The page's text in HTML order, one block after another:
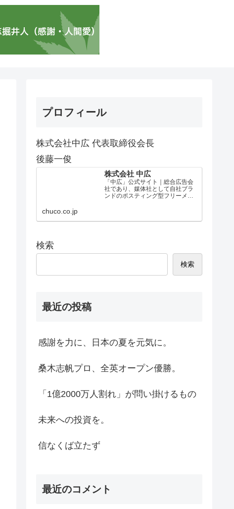
プロフィール
株式会社中広 代表取締役会長
後藤一俊
株式会社 中広
「中広」公式サイト｜総合広告会
社であり、媒体社として自社ブラ
ンドのポスティング型フリーメデ
chuco.co.jp
検索
検索
最近の投稿
感謝を力に、日本の夏を元気に。
桑木志帆プロ、全英オープン優勝。
「1億2000万人割れ」が問い掛けるもの
未来への投資を。
信なくば立たず
最近のコメント